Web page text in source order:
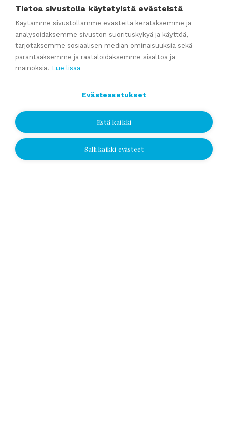
Katso kaikki
Ajankohtaista
valmistaudut yrityskauppaan ajoissa
Yrityskauppablogi: Miksi käyttää yritysvälittäjää
Yrityskauppablogi: Yritysvälittäjän työ kulissien takana
Jätä yhteydenottopyyntö
Tietoa sivustolla käytetyistä evästeistä
Käytämme sivustollamme evästeitä kerätäksemme ja
analysoidaksemme sivuston suorituskykyä ja käyttöä,
tarjotaksemme sosiaalisen median ominaisuuksia sekä
parantaaksemme ja räätälöidäksemme sisältöä ja
mainoksia. Lue lisää
Evästeasetukset
Estä kaikki
Salli kaikki evästeet